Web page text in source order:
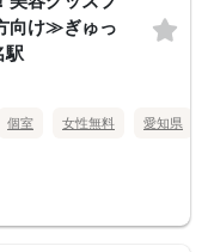
向け≫ぎゅっ
駅
個室 女性無料 愛知県